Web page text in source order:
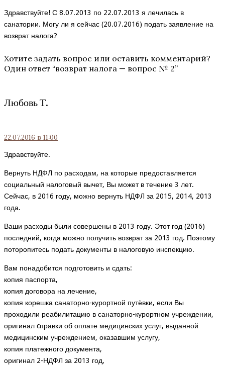
Здравствуйте! С 8.07.2013 по 22.07.2013 я лечилась в
санатории. Могу ли я сейчас (20.07.2016) подать заявление на
возврат налога?
Хотите задать вопрос или оставить комментарий?
Один ответ “возврат налога — вопрос № 2”
Любовь Т.
22.07.2016 в 11:00
Здравствуйте.
Вернуть НДФЛ по расходам, на которые предоставляется
социальный налоговый вычет, Вы может в течение 3 лет.
Сейчас, в 2016 году, можно вернуть НДФЛ за 2015, 2014, 2013
года.
Ваши расходы были совершены в 2013 году. Этот год (2016)
последний, когда можно получить возврат за 2013 год. Поэтому
поторопитесь подать документы в налоговую инспекцию.
Вам понадобится подготовить и сдать:
копия паспорта,
копия договора на лечение,
копия корешка санаторно-курортной путёвки, если Вы
проходили реабилитацию в санаторно-курортном учреждении,
оригинал cправки об оплате медицинских услуг, выданной
медицинским учреждением, оказавшим услугу,
копия платежного документа,
оригинал 2-НДФЛ за 2013 год,